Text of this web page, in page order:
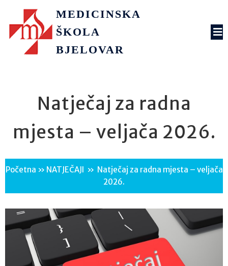
MEDICINSKA
ŠKOLA
BJELOVAR
Natječaj za radna
mjesta – veljača 2026.
Početna » NATJEČAJI » Natječaj za radna mjesta – veljača
2026.